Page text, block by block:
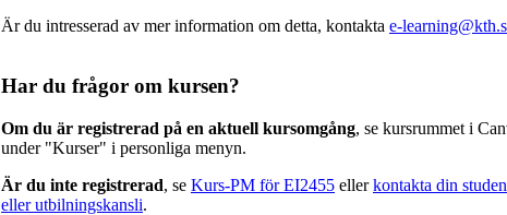
Är du intresserad av mer information om detta, kontakta e-
Har du frågor om kursen?
Om du är registrerad på en aktuell kursomgång, se kursrummet i
under "Kurser" i personliga menyn.
Är du inte registrerad, se Kurs-PM för EI2455 ellerkontakta din
eller utbilningskansli.